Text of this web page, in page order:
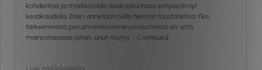
kohdentaa ja markkinoida asiakaskuntaasi erityisesti nyt
kesäkaudella. Ensin, annetaan teille hieman taustatietoa Yksi
tärkeimmistä perusmarkkinoinnin periaatteista on, että
mainostaessasi jotain, sinun täytyy … Continued